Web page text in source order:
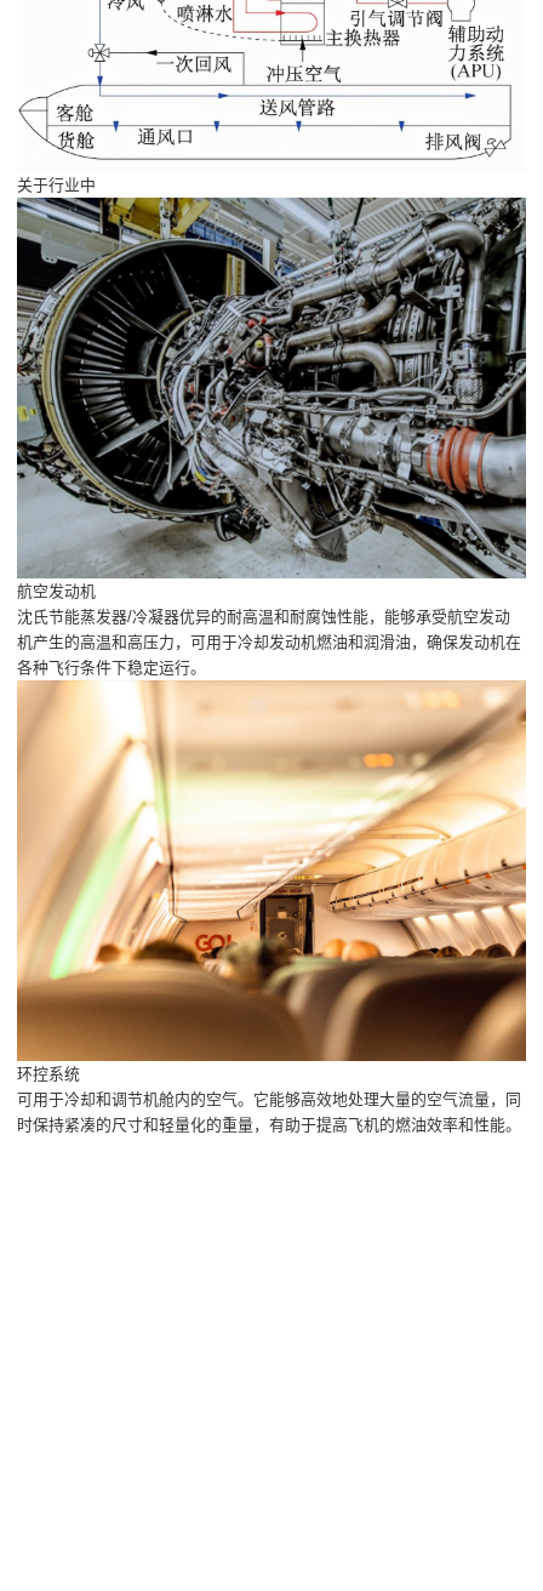
关于行业中
航空发动机
沈氏节能蒸发器/冷凝器优异的耐高温和耐腐蚀性能，能够承受航空发动
机产生的高温和高压力，可用于冷却发动机燃油和润滑油，确保发动机在
各种飞行条件下稳定运行。
环控系统
可用于冷却和调节机舱内的空气。它能够高效地处理大量的空气流量，同
时保持紧凑的尺寸和轻量化的重量，有助于提高飞机的燃油效率和性能。